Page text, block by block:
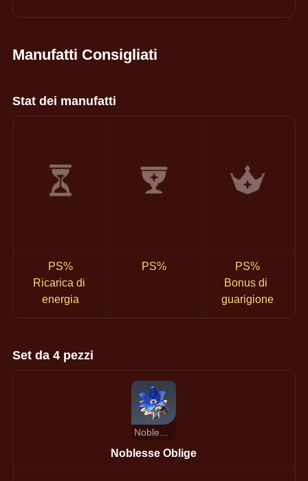
Manufatti Consigliati
Stat dei manufatti
PS%
Ricarica di
energia
PS%
PS%
Bonus di
guarigione
Set da 4 pezzi
Noblesse oblige
Noblesse Oblige